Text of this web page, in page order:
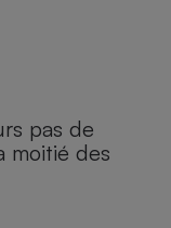
pas de
moitié des